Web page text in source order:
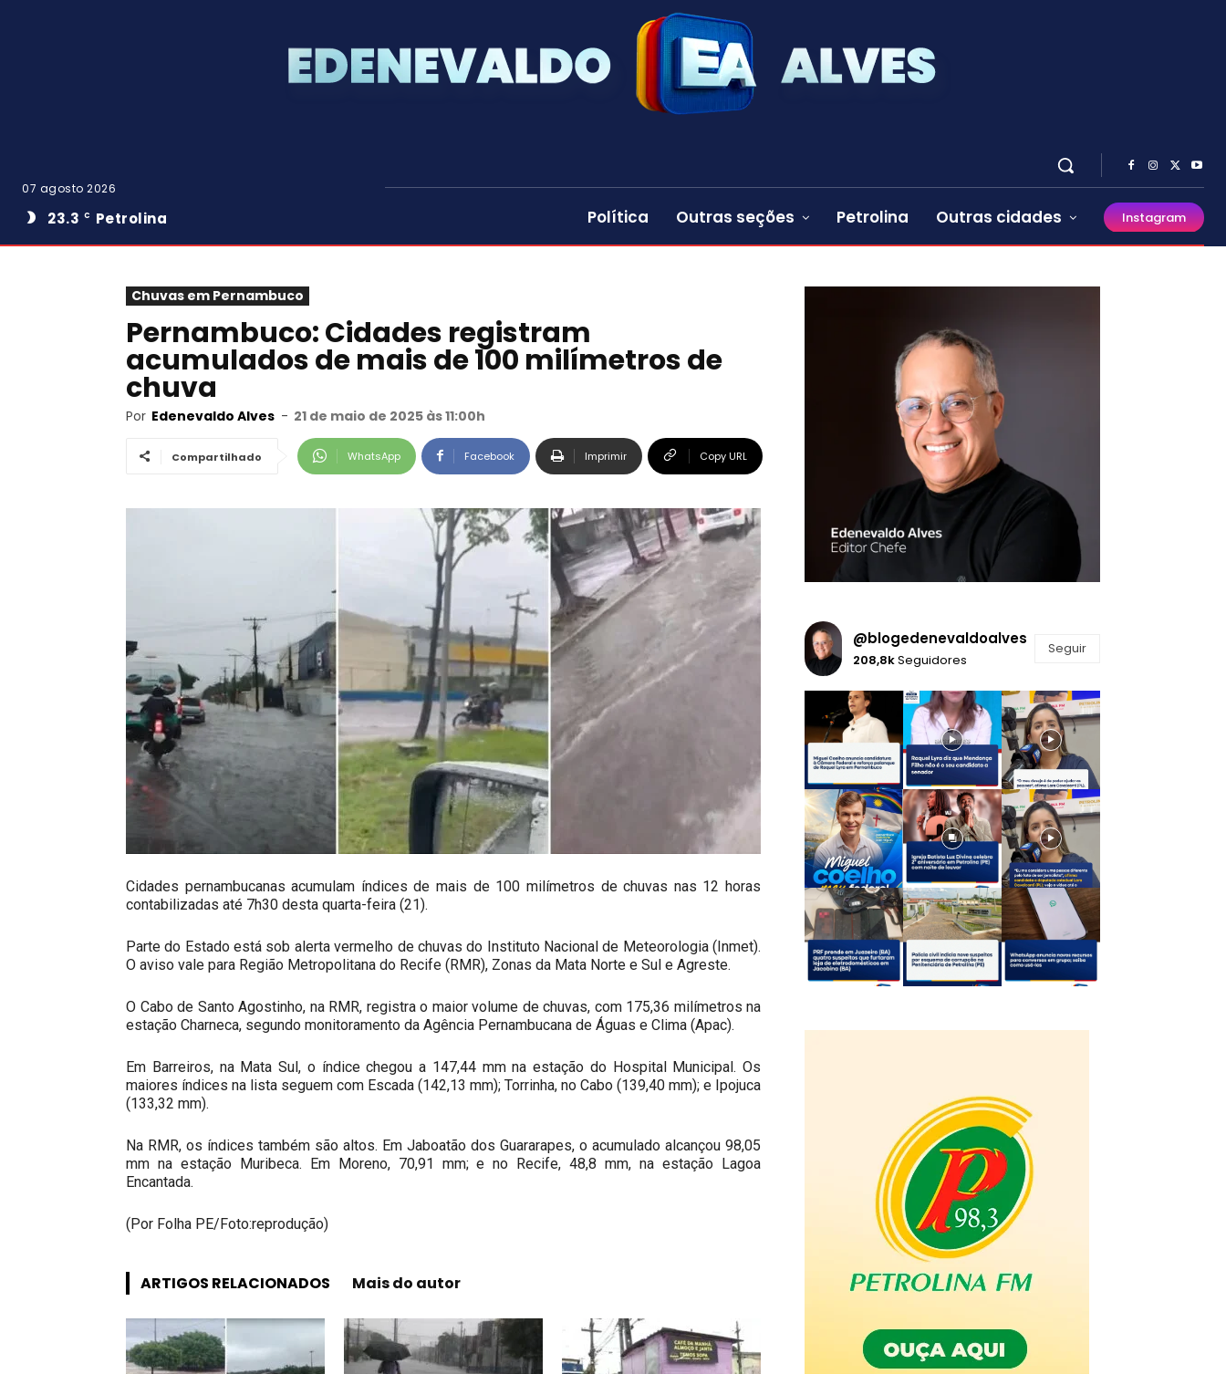
07 agosto 2026
23.3 C Petrolina Política Outras seções Petrolina Outras cidades Instagram
Chuvas em Pernambuco
Pernambuco: Cidades registram
acumulados de mais de 100 milímetros de
chuva
Por Edenevaldo Alves - 21 de maio de 2025 às 11:00h
Compartilhado WhatsApp Facebook Imprimir Copy URL
Cidades pernambucanas acumulam índices de mais de 100 milímetros de chuvas nas 12 horas
contabilizadas até 7h30 desta quarta-feira (21).
Parte do Estado está sob alerta vermelho de chuvas do Instituto Nacional de Meteorologia (Inmet).
O aviso vale para Região Metropolitana do Recife (RMR), Zonas da Mata Norte e Sul e Agreste.
O Cabo de Santo Agostinho, na RMR, registra o maior volume de chuvas, com 175,36 milímetros na
estação Charneca, segundo monitoramento da Agência Pernambucana de Águas e Clima (Apac).
Em Barreiros, na Mata Sul, o índice chegou a 147,44 mm na estação do Hospital Municipal. Os
maiores índices na lista seguem com Escada (142,13 mm); Torrinha, no Cabo (139,40 mm); e Ipojuca
(133,32 mm).
Na RMR, os índices também são altos. Em Jaboatão dos Guararapes, o acumulado alcançou 98,05
mm na estação Muribeca. Em Moreno, 70,91 mm; e no Recife, 48,8 mm, na estação Lagoa
Encantada.
(Por Folha PE/Foto:reprodução)
ARTIGOS RELACIONADOS Mais do autor
@blogedenevaldoalves
208,8kSeguidores
Seguir